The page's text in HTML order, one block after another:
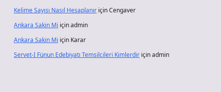
Kelime Sayısı Nasıl Hesaplanır içinCengaver
Ankara Sakin Mi içinadmin
Ankara Sakin Mi için Karar
Servet-I Fünun Edebiyatı Temsilcileri Kimlerdir içinadmin